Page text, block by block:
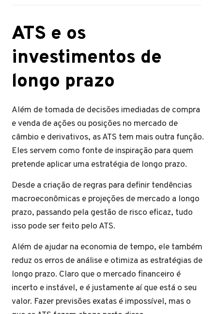
ATS e os
investimentos de
longo prazo
Além de tomada de decisões imediadas de compra
e venda de ações ou posições no mercado de
câmbio e derivativos, as ATS tem mais outra função.
Eles servem como fonte de inspiração para quem
pretende aplicar uma estratégia de longo prazo.
Desde a criação de regras para definir tendências
macroeconômicas e projeções de mercado a longo
prazo, passando pela gestão de risco eficaz, tudo
isso pode ser feito pelo ATS.
Além de ajudar na economia de tempo, ele também
reduz os erros de análise e otimiza as estratégias de
longo prazo. Claro que o mercado financeiro é
incerto e instável, e é justamente aí que está o seu
valor. Fazer previsões exatas é impossível, mas o